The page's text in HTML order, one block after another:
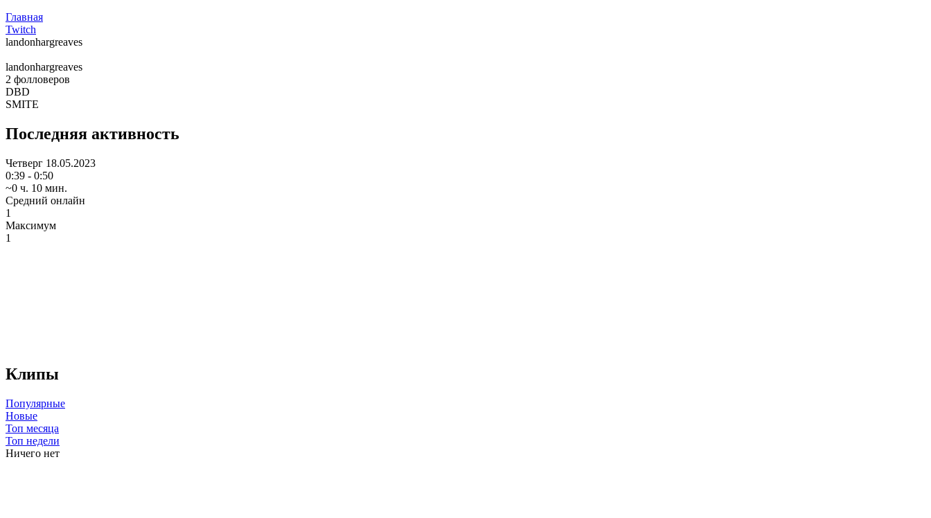
Главная
Twitch
landonhargreaves
landonhargreaves
2 фолловеров
DBD
SMITE
Последняя активность
Четверг 18.05.2023
0:39 - 0:50
~0 ч. 10 мин.
Средний онлайн
1
Максимум
1
Клипы
Популярные
Новые
Топ месяца
Топ недели
Ничего нет